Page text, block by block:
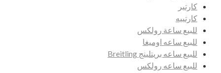
كارتير
كارتييه
للبيع ساعة رولكس
للبيع ساعه اوميغا
للبيع ساعه بريتلينج Breitling
للبيع ساعه رولكس